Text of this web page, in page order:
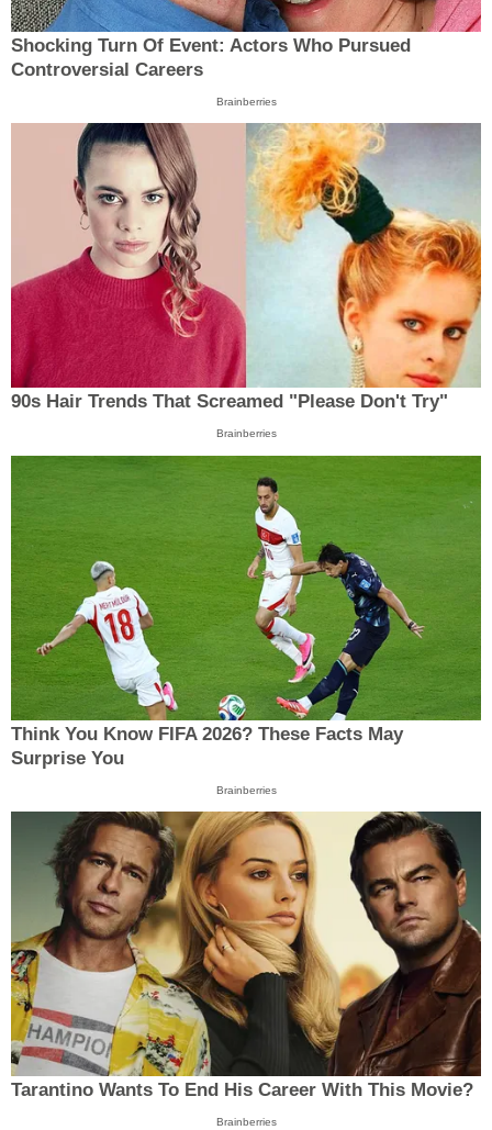
Shocking Turn Of Event: Actors Who Pursued
Controversial Careers
Brainberries
90s Hair Trends That Screamed "Please Don't Try"
Brainberries
Think You Know FIFA 2026? These Facts May
Surprise You
Brainberries
Tarantino Wants To End His Career With This Movie?
Brainberries